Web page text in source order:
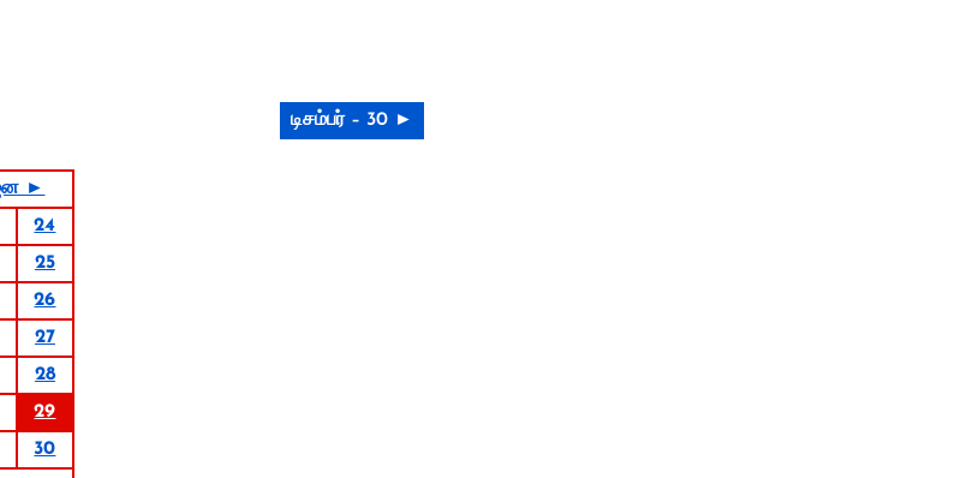
டிசம்பர் – 30 ►
►
24
25
26
27
28
29
30